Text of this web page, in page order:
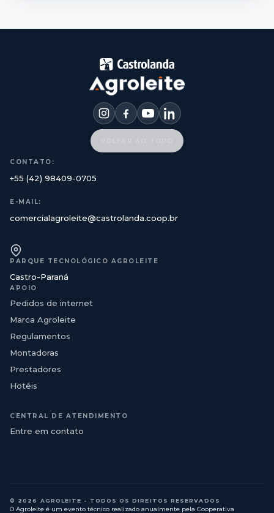
CONTATO:
+55 (42) 98409-0705
E-MAIL:
comercialagroleite@castrolanda.coop.br
PARQUE TECNOLÓGICO AGROLEITE
Castro-Paraná
APOIO
Pedidos de internet
Marca Agroleite
Regulamentos
Montadoras
Prestadores
Hotéis
CENTRAL DE ATENDIMENTO
Entre em contato
© 2026 AGROLEITE - TODOS OS DIREITOS RESERVADOS
O Agroleite é um evento técnico realizado anualmente pela Cooperativa